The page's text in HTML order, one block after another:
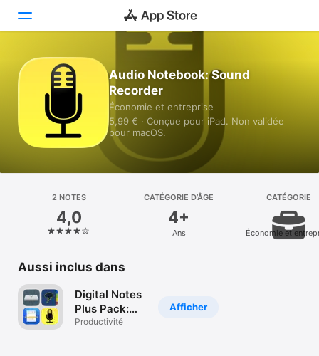
Aujourd’hui
Apps
Plateforme
iPhone
Vision
Watch
Audio Notebook: Sound
Recorder
Économie et entreprise
5,99 € · Conçue pour iPad. Non validée
pour macOS.
2 NOTES
4,0
CATÉGORIE D’ÂGE
4+
Ans
CATÉGORIE
Économie et
Aussi inclus dans
Afficher
Digital Notes
Plus Pack:
Notebooks,
Productivité